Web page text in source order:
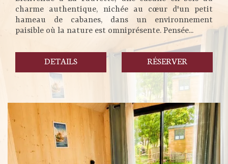
charme authentique, nichée au cœur d'un petit
hameau de cabanes, dans un environnement
paisible où la nature est omniprésente. Pensée...
DETAILS RÉSERVER